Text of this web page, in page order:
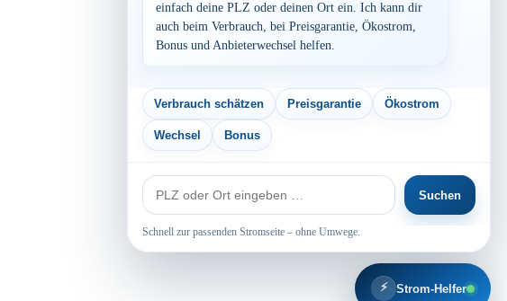
⚡ Strom-Helfer
einfach deine PLZ oder deinen Ort ein. Ich kann dir
auch beim Verbrauch, bei Preisgarantie, Ökostrom,
Bonus und Anbieterwechsel helfen.
Verbrauch schätzen Preisgarantie Ökostrom
Wechsel Bonus
PLZ
oder
Ort
Suchen
Schnell zur passenden Stromseite – ohne Umwege.